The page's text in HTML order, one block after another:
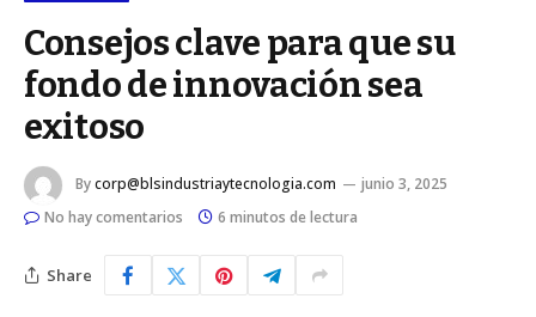
Consejos clave para que su
fondo de innovación sea
exitoso
Bycorp@blsindustriaytecnologia.com
junio 3, 2025
No hay comentarios
6 minutos de lectura
Share